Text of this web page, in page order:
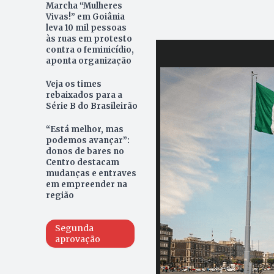
Marcha “Mulheres
Vivas!” em Goiânia
leva 10 mil pessoas
às ruas em protesto
contra o feminicídio,
aponta organização
Veja os times
rebaixados para a
Série B do Brasileirão
“Está melhor, mas
podemos avançar”:
donos de bares no
Centro destacam
mudanças e entraves
em empreender na
região
Segunda
aprovação